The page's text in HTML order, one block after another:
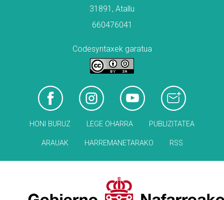
31891, Atallu
660476041
Codesyntaxek garatua
HONI BURUZ LEGE OHARRA PUBLIZITATEA
ARAUAK HARREMANETARAKO RSS